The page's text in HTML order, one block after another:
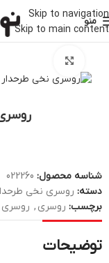
Skip to navigation
Skip to main content
منو
خانه روسری نخی طرحدار
روسری
شناسه محصول: 022260
دسته: روسری نخی
برچسب: روسری , روسری
توضیحات